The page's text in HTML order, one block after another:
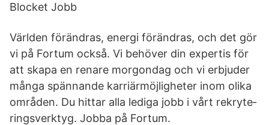
Blocket Jobb
Världen förändras, energi förändras, och det gör
vi på Fortum också. Vi behöver din expertis för
att skapa en renare morgondag och vi erbjuder
många spännande karriär­möj­lig­heter inom olika
områden. Du hittar alla lediga jobb i vårt rekry­te­
rings­verktyg. Jobba på Fortum.